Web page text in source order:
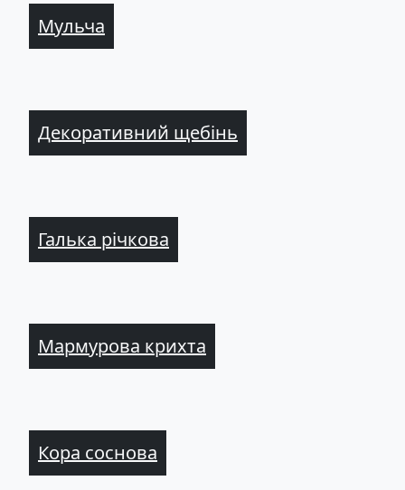
Мульча
Декоративний щебінь
Галька річкова
Мармурова крихта
Кора соснова